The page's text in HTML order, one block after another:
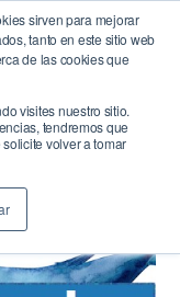
sirven para mejorar
tanto en este sitio web
de las cookies que
visites nuestro sitio.
tendremos que
volver a tomar
dick de la